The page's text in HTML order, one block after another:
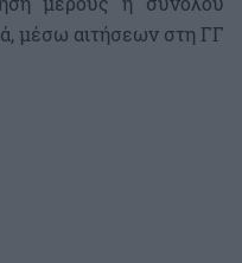
μέσω αιτήσεων στη ΓΓ